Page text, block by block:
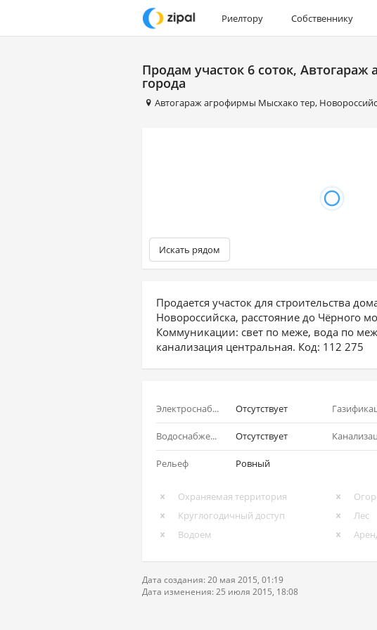
Риелтору Собственнику
Продам участок 6 соток,
города
Автогараж агрофирмы Мысхако тер,
Искать рядом
Продается участок для строительства
Новороссийска, расстояние до Чёрного
Коммуникации: свет по меже, вода по
канализация центральная. Код: 112 275
Электроснабжение Отсутствует
Водоснабжение Отсутствует
Рельеф Ровный
Охраняемая территория
Круглогодичный доступ
Лес
Водоем
Дата создания: 20 мая 2015, 01:19
Дата изменения: 25 июля 2015, 18:08